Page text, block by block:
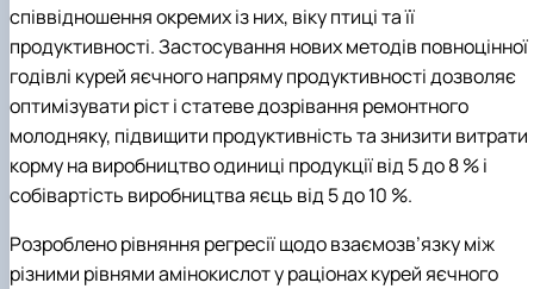
співвідношення окремих із них, віку птиці та її
продуктивності. Застосування нових методів повноцінної
годівлі курей яєчного напряму продуктивності дозволяє
оптимізувати ріст і статеве дозрівання ремонтного
молодняку, підвищити продуктивність та знизити витрати
корму на виробництво одиниці продукції від 5 до 8 % і
собівартість виробництва яєць від 5 до 10 %.
Розроблено рівняння регресії щодо взаємозв’язку між
різними рівнями амінокислот у раціонах курей яєчного